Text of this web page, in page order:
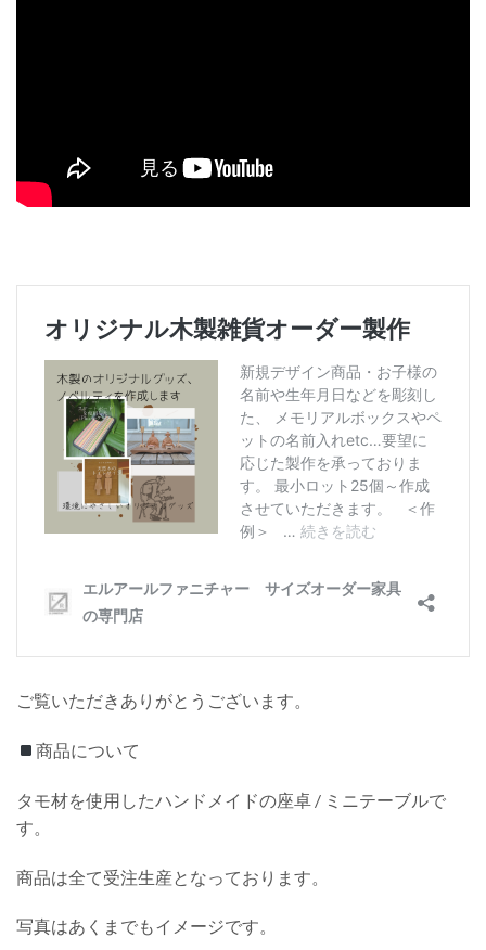
ご覧いただきありがとうございます。
商品について
タモ材を使用したハンドメイドの座卓 / ミニテーブルで
す。
商品は全て受注生産となっております。
写真はあくまでもイメージです。